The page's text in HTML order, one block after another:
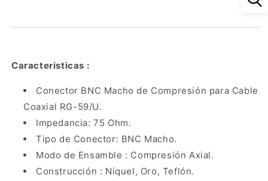
Politetrafluoroetileno.Politetrafluoroetileno.
Caracteristicas :
Conector BNC Macho de Compresión para Cable
Coaxial RG-59/U.
Impedancia: 75 Ohm.
Tipo de Conector: BNC Macho.
Modo de Ensamble : Compresión Axial.
Construcción : Níquel, Oro, Teflón.